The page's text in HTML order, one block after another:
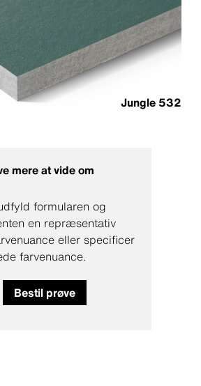
Jungle 532
mere at vide om
formularen og
en repræsentativ
eller specificer
farvenuance.
Bestil prøve